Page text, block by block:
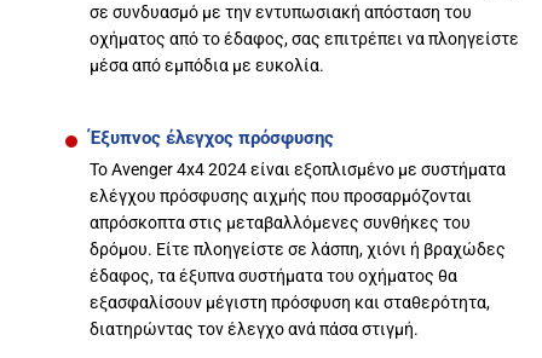
σε συνδυασμό με την εντυπωσιακή απόσταση του
οχήματος από το έδαφος, σας επιτρέπει να πλοηγείστε
μέσα από εμπόδια με ευκολία.
Έξυπνος έλεγχος πρόσφυσης
Το Avenger 4x4 2024 είναι εξοπλισμένο με συστήματα
ελέγχου πρόσφυσης αιχμής που προσαρμόζονται
απρόσκοπτα στις μεταβαλλόμενες συνθήκες του
δρόμου. Είτε πλοηγείστε σε λάσπη, χιόνι ή βραχώδες
έδαφος, τα έξυπνα συστήματα του οχήματος θα
εξασφαλίσουν μέγιστη πρόσφυση και σταθερότητα,
διατηρώντας τον έλεγχο ανά πάσα στιγμή.